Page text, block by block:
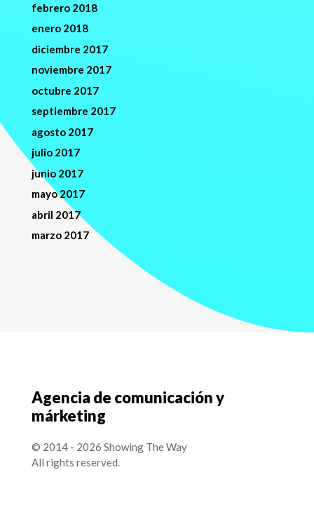
febrero 2018
enero 2018
diciembre 2017
noviembre 2017
octubre 2017
septiembre 2017
agosto 2017
julio 2017
junio 2017
mayo 2017
abril 2017
marzo 2017
Agencia de comunicación y
márketing
© 2014 - 2026 Showing The Way
All rights reserved.